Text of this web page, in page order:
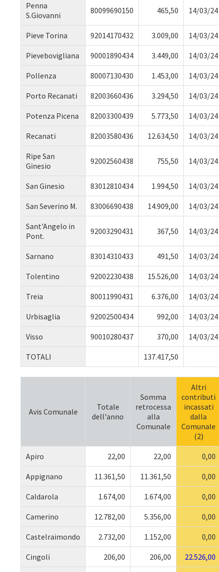
Penna
S.Giovanni
80099690150 465,50 14/03/24
Pieve Torina 92014170432 3.009,00 14/03/24
Pievebovigliana 90001890434 3.449,00 14/03/24
Pollenza 80007130430 1.453,00 14/03/24
Porto Recanati 82003660436 3.294,50 14/03/24
Potenza Picena 82003300439 5.773,50 14/03/24
Recanati 82003580436 12.634,50 14/03/24
Ripe San
Ginesio
92002560438 755,50 14/03/24
San Ginesio 83012810434 1.994,50 14/03/24
San Severino M. 83006690438 14.909,00 14/03/24
Sant'Angelo in
Pont.
92003290431 367,50 14/03/24
Sarnano 83014310433 491,50 14/03/24
Tolentino 92002230438 15.526,00 14/03/24
Treia 80011990431 6.376,00 14/03/24
Urbisaglia 92002500434 992,00 14/03/24
Visso 90010280437 370,00 14/03/24
TOTALI 137.417,50
Avis Comunale
Totale
dell'anno
Somma
retrocessa
alla
Comunale
Altri
contributi
incassati
dalla
Comunale
(2)
Apiro 22,00 22,00 0,00
Appignano 11.361,50 11.361,50 0,00
Caldarola 1.674,00 1.674,00 0,00
Camerino 12.782,00 5.356,00 0,00
Castelraimondo 2.732,00 1.152,00 0,00
Cingoli 206,00 206,00 22.526,00